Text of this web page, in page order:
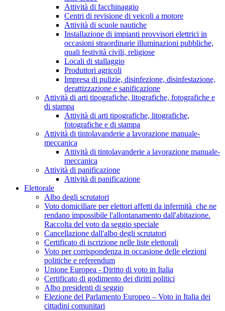
Attività di facchinaggio
Centri di revisione di veicoli a motore
Attività di scuole nautiche
Installazione di impianti provvisori elettrici in
occasioni straordinarie illuminazioni pubbliche,
quali festività civili, religiose
Locali di stallaggio
Produttori agricoli
Impresa di pulizie, disinfezione, disinfestazione,
derattizzazione e sanificazione
Attività di arti tipografiche, litografiche, fotografiche e
di stampa
Attività di arti tipografiche, litografiche,
fotografiche e di stampa
Attività di tintolavanderie a lavorazione manuale-
meccanica
Attività di tintolavanderie a lavorazione manuale-
meccanica
Attività di panificazione
Attività di panificazione
Elettorale
Albo degli scrutatori
Voto domiciliare per elettori affetti da infermità che ne
rendano impossibile l'allontanamento dall'abitazione.
Raccolta del voto da seggio speciale
Cancellazione dall'albo degli scrutatori
Certificato di iscrizione nelle liste elettorali
Voto per corrispondenza in occasione delle elezioni
politiche e referendum
Unione Europea - Diritto di voto in Italia
Certificato di godimento dei diritti politici
Albo presidenti di seggio
Elezione del Parlamento Europeo – Voto in Italia dei
cittadini comunitari